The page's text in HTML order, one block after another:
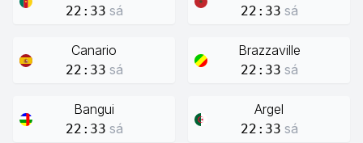
22:33 sá 22:33 sá
Canario
22:33 sá
Brazzaville
22:33 sá
Bangui
22:33 sá
Argel
22:33 sá